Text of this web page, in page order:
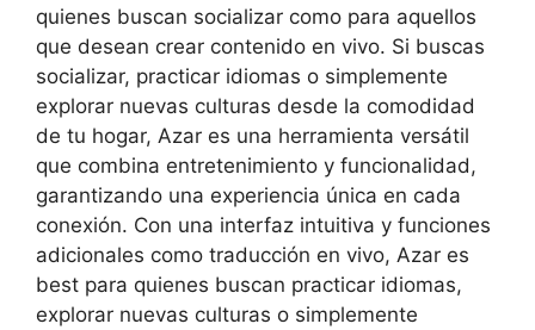
quienes buscan socializar como para aquellos
que desean crear contenido en vivo. Si buscas
socializar, practicar idiomas o simplemente
explorar nuevas culturas desde la comodidad
de tu hogar, Azar es una herramienta versátil
que combina entretenimiento y funcionalidad,
garantizando una experiencia única en cada
conexión. Con una interfaz intuitiva y funciones
adicionales como traducción en vivo, Azar es
best para quienes buscan practicar idiomas,
explorar nuevas culturas o simplemente